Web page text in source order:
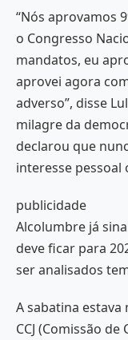
“Nós aprovamos
o Congresso
mandatos, eu
aprovei agora
adverso”, disse
milagre da
declarou que
interesse pessoal
publicidade
Alcolumbre já
deve ficar para
ser analisados
A sabatina
CCJ (Comissão